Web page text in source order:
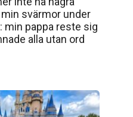
svärmor under
min pappa reste sig
alla utan ord